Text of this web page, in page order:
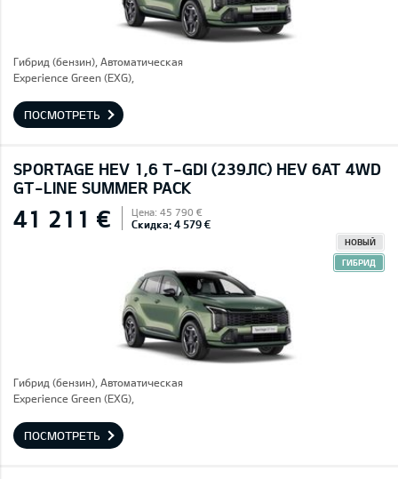
Гибрид (бензин), Автоматическая
Experience Green (EXG),
ПОСМОТРЕТЬ
SPORTAGE HEV 1,6 T-GDI (239ЛС) HEV 6AT 4WD
GT-LINE SUMMER PACK
41 211 € Цена: 45 790 €
Скидка: 4 579 €
НОВЫЙ
ГИБРИД
Гибрид (бензин), Автоматическая
Experience Green (EXG),
ПОСМОТРЕТЬ